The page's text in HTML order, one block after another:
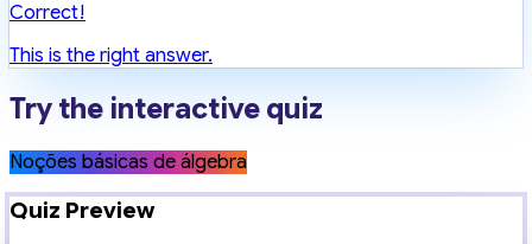
Correct!
This is the right answer.
Try the interactive quiz
Noções básicas de álgebra
Quiz Preview